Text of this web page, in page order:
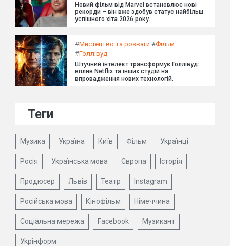
Новий фільм від Marvel встановлює нові
рекорди – він вже здобув статус найбільш
успішного хіта 2026 року.
#Мистецтво та розваги #Фільм
#Голлівуд
Штучний інтелект трансформує Голлівуд:
вплив Netflix та інших студій на
впровадження нових технологій.
Теги
Музика Україна Київ Фільм Українці
Росія Українська мова Європа Історія
Продюсер Львів Театр Instagram
Російська мова Кінофільм Німеччина
Соціальна мережа Facebook Музикант
Укрінформ